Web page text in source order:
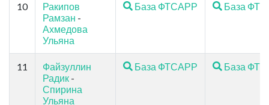
10
Ракипов
Рамзан -
Ахмедова
Ульяна
База ФТСАРР База
11
Файзуллин
Радик -
Спирина
Ульяна
База ФТСАРР База